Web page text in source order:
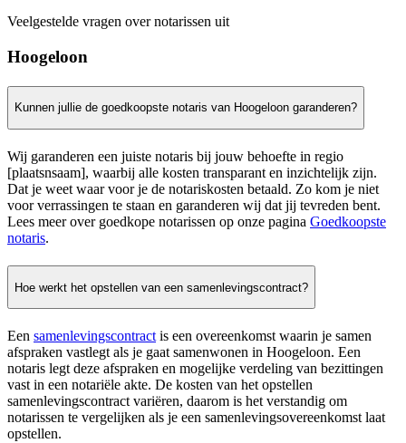
Veelgestelde vragen over notarissen uit
Hoogeloon
Kunnen jullie de goedkoopste notaris van Hoogeloon garanderen?
Wij garanderen een juiste notaris bij jouw behoefte in regio
[plaatsnsaam], waarbij alle kosten transparant en inzichtelijk zijn.
Dat je weet waar voor je de notariskosten betaald. Zo kom je niet
voor verrassingen te staan en garanderen wij dat jij tevreden bent.
Lees meer over goedkope notarissen op onze pagina Goedkoopste
notaris.
Hoe werkt het opstellen van een samenlevingscontract?
Een samenlevingscontract is een overeenkomst waarin je samen
afspraken vastlegt als je gaat samenwonen in Hoogeloon. Een
notaris legt deze afspraken en mogelijke verdeling van bezittingen
vast in een notariële akte. De kosten van het opstellen
samenlevingscontract variëren, daarom is het verstandig om
notarissen te vergelijken als je een samenlevingsovereenkomst laat
opstellen.